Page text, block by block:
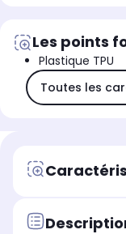
Les points
Plastique TPU
Toutes les